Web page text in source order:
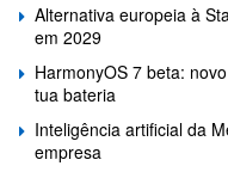
Alternativa europeia à
em 2029
HarmonyOS 7 beta:
tua bateria
Inteligência artificial da
empresa